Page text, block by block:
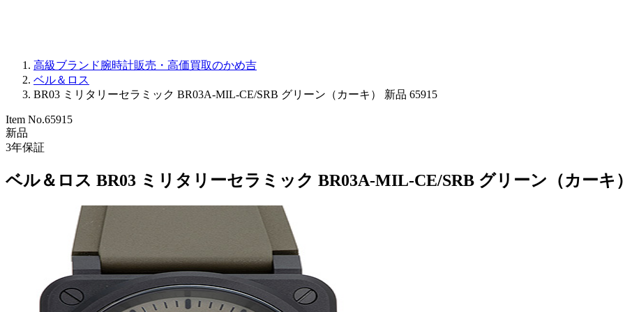
高級ブランド腕時計販売・高価買取のかめ吉
ベル＆ロス
BR03 ミリタリーセラミック BR03A-MIL-CE/SRB グリーン（カーキ） 新品 65915
Item No.65915
新品
3年保証
ベル＆ロス BR03 ミリタリーセラミック BR03A-MIL-CE/SRB グリーン（カーキ